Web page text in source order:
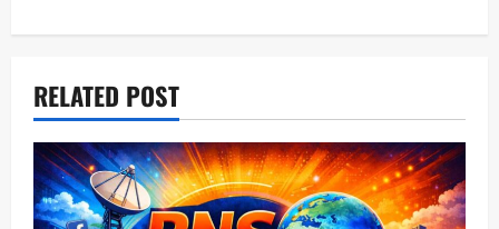
i
o
n
RELATED POST